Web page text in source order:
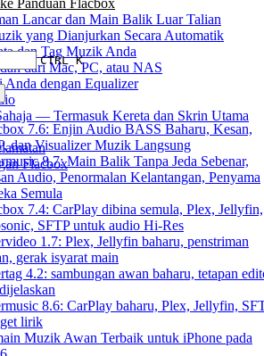
CTRL K
7.6: Enjin Audio BASS Baharu, Kesan,
dan Visualizer Muzik Langsung
8.7: Main Balik Tanpa Jeda Sebenar,
Audio, Penormalan Kelantangan, Penyama
Semula
7.4: CarPlay dibina semula, Plex, Jellyfin,
SFTP untuk audio Hi-Res
1.7: Plex, Jellyfin baharu, penstriman
gerak isyarat main
4.2: sambungan awan baharu, tetapan
8.6: CarPlay baharu, Plex, Jellyfin,
lirik
Muzik Awan Terbaik untuk iPhone pada
Panduan Flacbox
Lancar dan Main Balik Luar Talian
yang Dianjurkan Secara Automatik
dan Tag Muzik Anda
dari Mac, PC, atau NAS
Anda dengan Equalizer
— Termasuk Kereta dan Skrin Utama
Flacbox